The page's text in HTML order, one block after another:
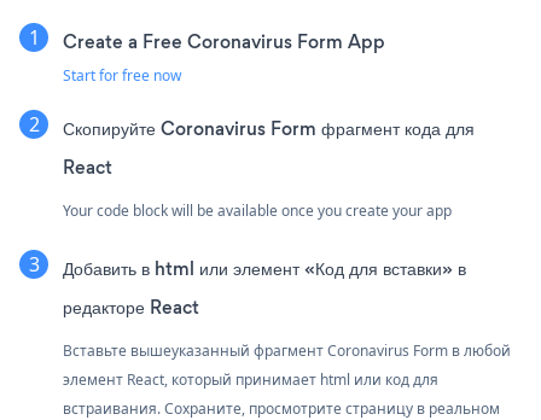
Create a Free Coronavirus Form App
Start for free now
Скопируйте Coronavirus Form фрагмент кода для
React
Your code block will be available once you create your app
Добавить в html или элемент «Код для вставки» в
редакторе React
Вставьте вышеуказанный фрагмент Coronavirus Form в любой
элемент React, который принимает html или код для
встраивания. Сохраните, просмотрите страницу в реальном